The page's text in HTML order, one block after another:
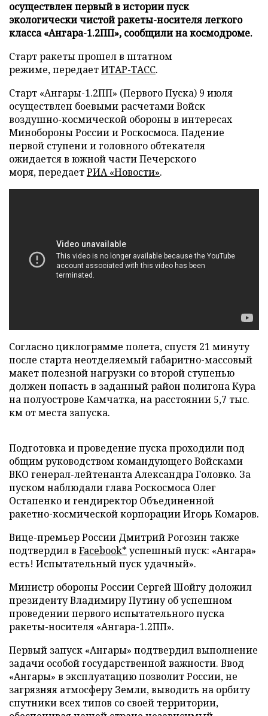
осуществлен первый в истории пуск
экологически чистой ракеты-носителя легкого
класса «Ангара-1.2ПП», сообщили на космодроме.
Старт ракеты прошел в штатном
режиме, передаетИТАР-ТАСС.
Старт «Ангары-1.2ПП» (Первого Пуска) 9 июля
осуществлен боевыми расчетами Войск
воздушно-космической обороны в интересах
Минобороны России и Роскосмоса. Падение
первой ступени и головного обтекателя
ожидается в южной части Печерского
моря, передаетРИА «Новости».
Согласно циклограмме полета, спустя 21 минуту
после старта неотделяемый габаритно-массовый
макет полезной нагрузки со второй ступенью
должен попасть в заданный район полигона Кура
на полуострове Камчатка, на расстоянии 5,7 тыс.
км от места запуска.
Подготовка и проведение пуска проходили под
общим руководством командующего Войсками
ВКО генерал-лейтенанта Александра Головко. За
пуском наблюдали глава Роскосмоса Олег
Остапенко и гендиректор Объединенной
ракетно-космической корпорации Игорь Комаров.
Вице-премьер России Дмитрий Рогозин также
подтвердил в Facebook* успешный пуск: «Ангара»
есть! Испытательный пуск удачный».
Министр обороны России Сергей Шойгу доложил
президенту Владимиру Путину об успешном
проведении первого испытательного пуска
ракеты-носителя «Ангара-1.2ПП».
Первый запуск «Ангары» подтвердил выполнение
задачи особой государственной важности. Ввод
«Ангары» в эксплуатацию позволит России, не
загрязняя атмосферу Земли, выводить на орбиту
спутники всех типов со своей территории,